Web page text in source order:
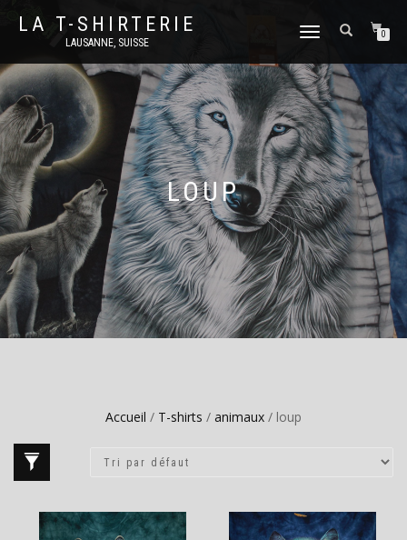
LA T-SHIRTERIE
LAUSANNE, SUISSE
DÉPLIER
NAVIGATION
0
LOUP
Accueil / T-shirts / animaux / loup